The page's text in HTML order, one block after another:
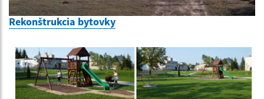
Rekonštrukcia bytovky